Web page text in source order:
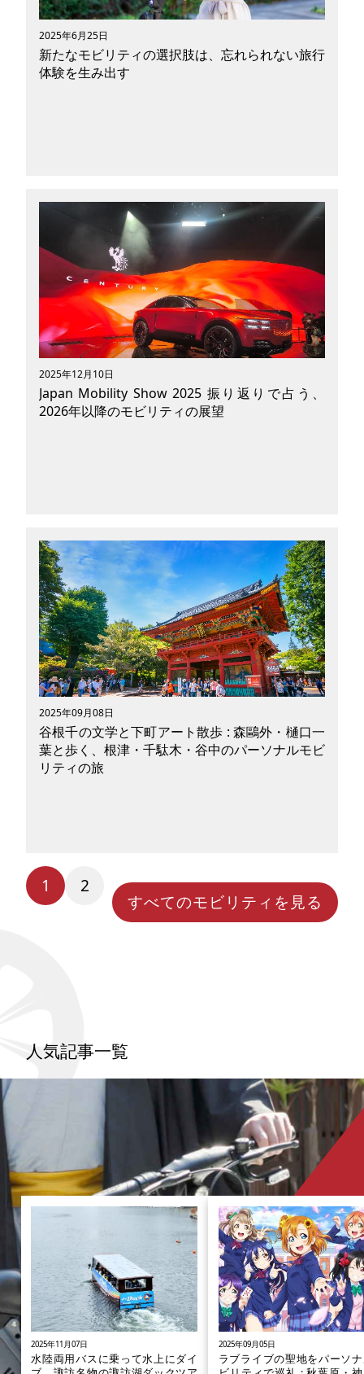
力指数が過疎地の要件に該当するとして、2017
年4月には過疎地域の指定を受けました。止まら
ない人口減少と少子高齢化を改善すべく、現在明
日香村ではさまざまな施策を打っています。今回
は、村の認知度向上と観光業の発展を目指す取り
必見です。読了後はきっと、明日香村の美しい大
自然と日本の歴史を満喫したくなるはずですよ。
2025年6月25日
新たなモビリティの選択肢は、忘れられない旅行
体験を生み出す
新しいサービスや技術が日々開発されています。
多様な交通網は人々の生活を豊かにし、時に新し
い発見を与えてくれるでしょう。そんな新しい動
向にいち早く注目しているのがツーリズム業界で
す。新型コロナウィルスが落ち着いた今、「リベ
ンジ旅行」ブームが再燃し、旅行需要向上に期待
が寄せられています。訪日観光客数の増加によ
り、国内観光地が賑わいを見せているのも最近の
特徴です。旅先では、電車やバス、タクシーを使
って目的地まで移動するのが一般的ですが、旅に
付加価値を与えてくれるユニークな交通手段に近
年注目が集まっています。今回はツーリズム業界
がビジネスとして展開してきたモビリティサービ
2025年12月10日
Japan Mobility Show 2025 振り返りで占う、
2026年以降のモビリティの展望
2025年10月30日（木）から11月9日（日）に開
催された「Japan Mobility Show 2025」。いま
話題の新車やコンセプトカー、パーソナルモビリ
ティなど、これからの未来が期待されるさまざま
な車両が展示され、話題となりましたよね。 当
メディアでは、「Japan Mobility Show 2025」
でとくに目立っていた展示をピックアップしてス
ナップ！ 写真と一緒にモビリティの魅力や特徴
をご紹介したいと思います。 2026年以降、どん
な乗用具が市場に出回るのか、今後の展望が気に
なる方は必見です。
2025年09月08日
谷根千の文学と下町アート散歩 : 森鷗外・樋口一
葉と歩く、根津・千駄木・谷中のパーソナルモビ
リティの旅
東京の東側に広がる谷根千（谷中・根津・千駄
木）は、どこか懐かしい下町の空気が漂うエリ
ア。石畳の路地、昭和の商店街、そして猫の姿が
でのグルメも旅の醍醐味。過去の文学者に思いを
馳せ、文学散歩を楽しみましょう !
1 2
すべてのモビリティを見る
人気記事一覧
2025年11月07日
水陸両用バスに乗って水上にダイ
2025年09月05日
ラブライブの聖地をパーソ